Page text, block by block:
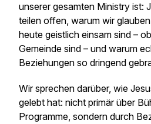
unserer gesamten Ministry ist:
teilen offen, warum wir
heute geistlich einsam sind –
Gemeinde sind – und warum
Beziehungen so dringend
Wir sprechen darüber, wie
gelebt hat: nicht primär über
Programme, sondern durch